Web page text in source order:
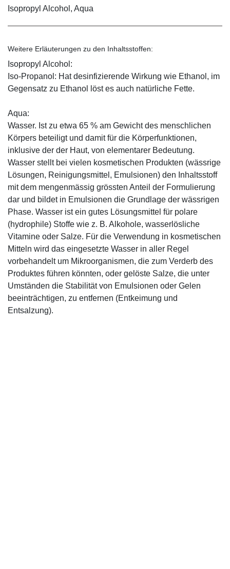
Isopropyl Alcohol, Aqua
Weitere Erläuterungen zu den Inhaltsstoffen:
Isopropyl Alcohol:
Iso-Propanol: Hat desinfizierende Wirkung wie Ethanol, im
Gegensatz zu Ethanol löst es auch natürliche Fette.
Aqua:
Wasser. Ist zu etwa 65 % am Gewicht des menschlichen
Körpers beteiligt und damit für die Körperfunktionen,
inklusive der der Haut, von elementarer Bedeutung.
Wasser stellt bei vielen kosmetischen Produkten (wässrige
Lösungen, Reinigungsmittel, Emulsionen) den Inhaltsstoff
mit dem mengenmässig grössten Anteil der Formulierung
dar und bildet in Emulsionen die Grundlage der wässrigen
Phase. Wasser ist ein gutes Lösungsmittel für polare
(hydrophile) Stoffe wie z. B. Alkohole, wasserlösliche
Vitamine oder Salze. Für die Verwendung in kosmetischen
Mitteln wird das eingesetzte Wasser in aller Regel
vorbehandelt um Mikroorganismen, die zum Verderb des
Produktes führen könnten, oder gelöste Salze, die unter
Umständen die Stabilität von Emulsionen oder Gelen
beeinträchtigen, zu entfernen (Entkeimung und
Entsalzung).